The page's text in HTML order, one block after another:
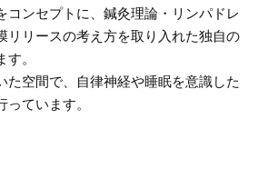
コンセプトに、鍼灸理論・リンパドレ
リリースの考え方を取り入れた独自の
。
た空間で、自律神経や睡眠を意識した
ています。